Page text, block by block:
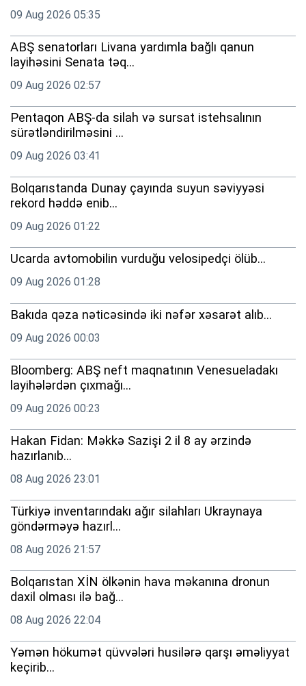
09 Aug 2026 05:35
ABŞ senatorları Livana yardımla bağlı qanun
layihəsini Senata təq...
09 Aug 2026 02:57
Pentaqon ABŞ-da silah və sursat istehsalının
sürətləndirilməsini ...
09 Aug 2026 03:41
Bolqarıstanda Dunay çayında suyun səviyyəsi
rekord həddə enib...
09 Aug 2026 01:22
Ucarda avtomobilin vurduğu velosipedçi ölüb...
09 Aug 2026 01:28
Bakıda qəza nəticəsində iki nəfər xəsarət alıb...
09 Aug 2026 00:03
Bloomberg: ABŞ neft maqnatının Venesueladakı
layihələrdən çıxmağı...
09 Aug 2026 00:23
Hakan Fidan: Məkkə Sazişi 2 il 8 ay ərzində
hazırlanıb...
08 Aug 2026 23:01
Türkiyə inventarındakı ağır silahları Ukraynaya
göndərməyə hazırl...
08 Aug 2026 21:57
Bolqarıstan XİN ölkənin hava məkanına dronun
daxil olması ilə bağ...
08 Aug 2026 22:04
Yəmən hökumət qüvvələri husilərə qarşı əməliyyat
keçirib...